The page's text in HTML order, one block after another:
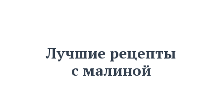
Лучшие рецепты
с малиной